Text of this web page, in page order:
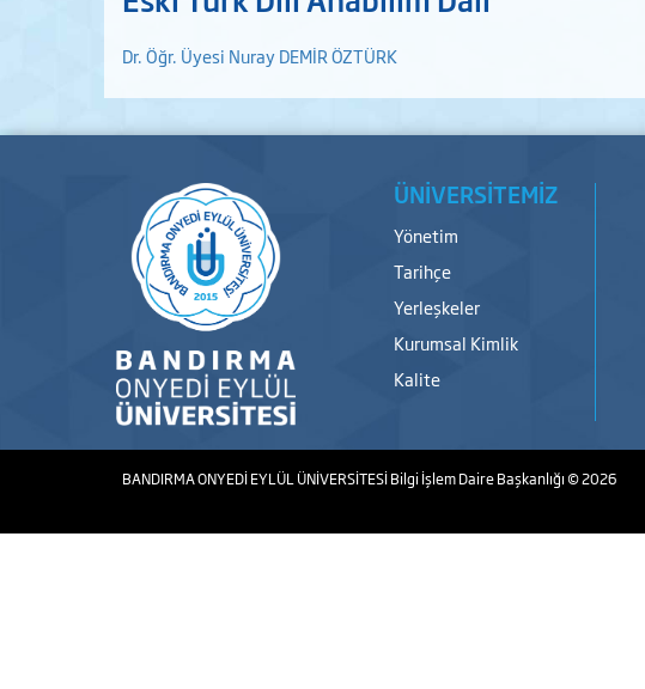
Dr. Öğr. Üyesi Nuray DEMİR ÖZTÜRK
ÜNİVERSİTEMİZ
Yönetim
Tarihçe
Yerleşkeler
Kurumsal Kimlik
Kalite
BANDIRMA ONYEDİ EYLÜL ÜNİVERSİTESİBilgi İşlem Daire Başkanlığı© 2026